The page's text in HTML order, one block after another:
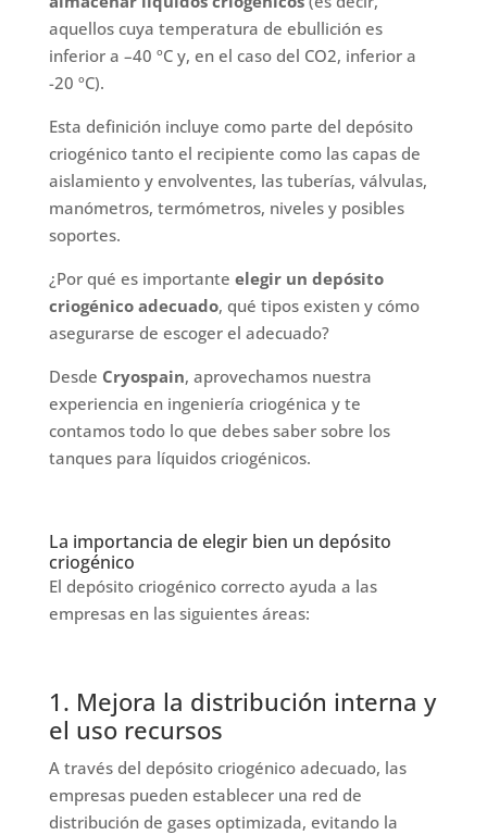
aquellos cuya temperatura de ebullición es
inferior a –40 ºC y, en el caso del CO2, inferior a
-20 ºC).
Esta definición incluye como parte del depósito
criogénico tanto el recipiente como las capas de
aislamiento y envolventes, las tuberías, válvulas,
manómetros, termómetros, niveles y posibles
soportes.
¿Por qué es importante elegir un depósito
criogénico adecuado, qué tipos existen y cómo
asegurarse de escoger el adecuado?
Desde Cryospain, aprovechamos nuestra
experiencia en ingeniería criogénica y te
contamos todo lo que debes saber sobre los
tanques para líquidos criogénicos.
La importancia de elegir bien un depósito
criogénico
El depósito criogénico correcto ayuda a las
empresas en las siguientes áreas:
1. Mejora la distribución interna y
el uso recursos
A través del depósito criogénico adecuado, las
empresas pueden establecer una red de
distribución de gases optimizada, evitando la